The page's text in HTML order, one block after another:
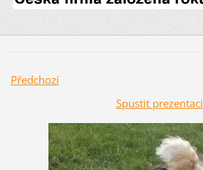
Předchozí
Spustit prezentaci